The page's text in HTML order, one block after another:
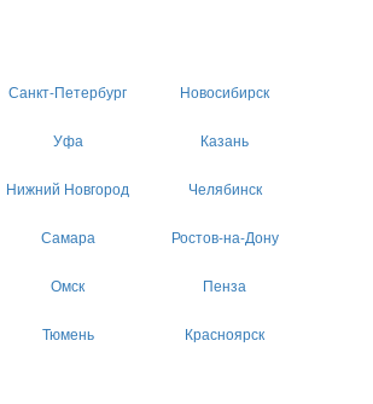
Санкт-Петербург Новосибирск
Уфа Казань
Нижний Новгород Челябинск
Самара Ростов-на-Дону
Омск Пенза
Тюмень Красноярск